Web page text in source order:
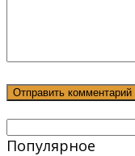
Популярное